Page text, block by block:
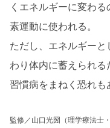
くエネルギーに変わ
素運動に使われる。
ただし、エネルギー
わり体内に蓄えられ
習慣病をまねく恐れも
監修／山口光圀（理学療法士